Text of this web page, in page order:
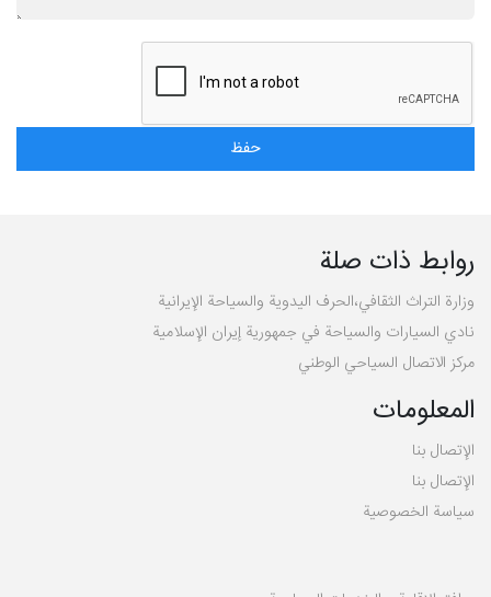
روابط ذات صلة
وزارة التراث الثقافي،الحرف اليدوية والسياحة الإيرانية
نادي السيارات والسياحة في جمهورية إيران الإسلامية
مركز الاتصال السياحي الوطني
المعلومات
الإتصال بنا
الإتصال بنا
سیاسة الخصوصية